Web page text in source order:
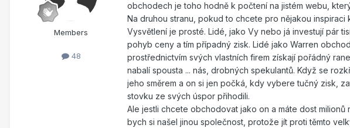
Members
48
obchodech je toho hodně k počtení na jistém webu,
Na druhou stranu, pokud to chcete pro nějakou
Vysvětlení je prosté. Lidé, jako Vy nebo já investují pár
pohyb ceny a tím případný zisk. Lidé jako Warren
prostřednictvím svých vlastních firem získají pořádný
nabalí spousta ... nás, drobných spekulantů. Když se
jeho směrem a on si jen počká, kdy vybere tučný zisk,
stovku ze svých úspor přihodili.
Ale jestli chcete obchodovat jako on a máte dost
bych si našel jinou společnost, protože jít proti těmto